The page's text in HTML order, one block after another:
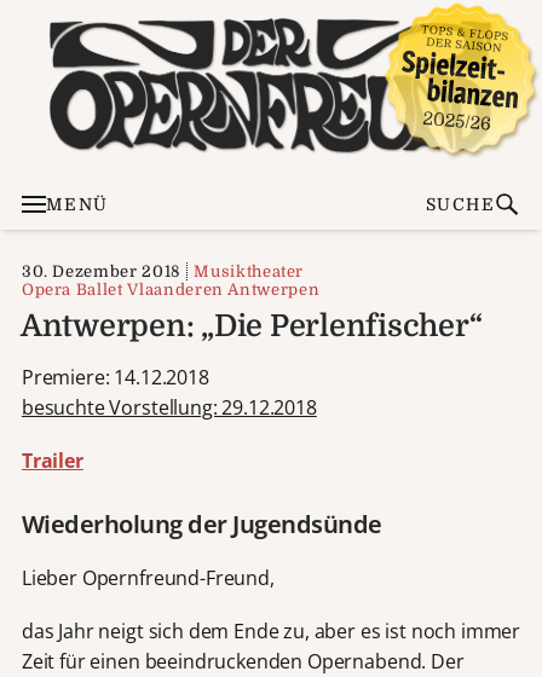
MENÜ SUCHE
30. Dezember 2018
Musiktheater
Opera Ballet Vlaanderen Antwerpen
Antwerpen: „Die Perlenfischer“
Premiere: 14.12.2018
besuchte Vorstellung: 29.12.2018
Trailer
Wiederholung der Jugendsünde
Lieber Opernfreund-Freund,
das Jahr neigt sich dem Ende zu, aber es ist noch immer
Zeit für einen beeindruckenden Opernabend. Der